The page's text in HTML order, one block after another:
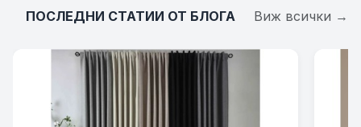
ПОСЛЕДНИ СТАТИИ ОТ БЛОГА Виж всички →